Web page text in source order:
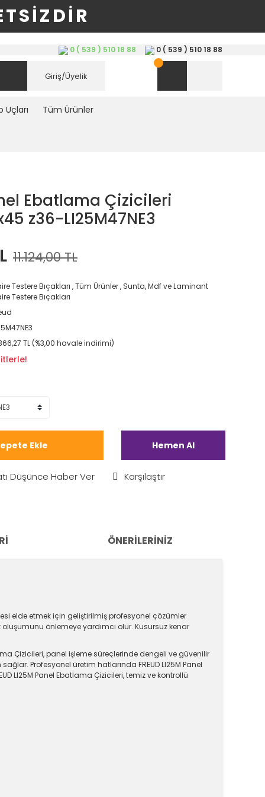
0 ( 539 ) 510 18 88 0 ( 539 ) 510 18 88
Giriş/Üyelik
Uçları Tüm Ürünler
Ebatlama Çizicileri
z36-LI25M47NE3
11.124,00 TL
Testere Bıçakları ,Tüm Ürünler , Sunta, Mdf ve Laminant
Testere Bıçakları
TL (%3,00 havale indirimi)
Ekle Hemen Al
Düşünce Haber Ver Karşılaştır
ÖNERILERINIZ
elde etmek için geliştirilmiş profesyonel çözümler
önlemeye yardımcı olur. Kusursuz kenar
Çizicileri, panel işleme süreçlerinde dengeli ve güvenilir
Profesyonel üretim hatlarında FREUD LI25M Panel
LI25M Panel Ebatlama Çizicileri, temiz ve kontrollü